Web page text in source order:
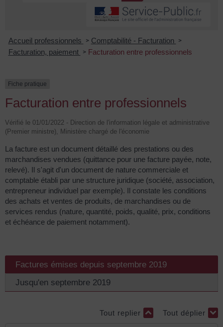
Accueil professionnels > Comptabilité - Facturation >
Facturation, paiement > Facturation entre professionnels
Fiche pratique
Facturation entre professionnels
Vérifié le 01/01/2022 - Direction de l'information légale et administrative
(Premier ministre), Ministère chargé de l'économie
La facture est un document détaillé des prestations ou des
marchandises vendues (quittance pour une facture payée, note,
relevé). Il s'agit d'un document de nature commerciale et
comptable établi par une structure juridique (société, association,
entrepreneur individuel par exemple). Il constate les conditions
des achats et ventes de produits, de marchandises ou de
services rendus (nature, quantité, poids, qualité, prix, conditions
et échéance de paiement notamment).
Factures émises depuis septembre 2019
Jusqu'en septembre 2019
Tout replier Tout déplier